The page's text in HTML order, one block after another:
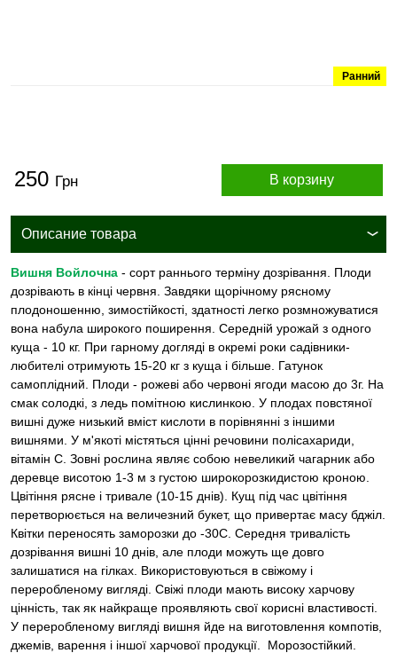
Ранний
250 Грн В корзину
Описание товара
Вишня Войлочна - сорт раннього терміну дозрівання. Плоди
дозрівають в кінці червня. Завдяки щорічному рясному
плодоношенню, зимостійкості, здатності легко розмножуватися
вона набула широкого поширення. Середній урожай з одного
куща - 10 кг. При гарному догляді в окремі роки садівники-
любителі отримують 15-20 кг з куща і більше. Гатунок
самоплідний. Плоди - рожеві або червоні ягоди масою до 3г. На
смак солодкі, з ледь помітною кислинкою. У плодах повстяної
вишні дуже низький вміст кислоти в порівнянні з іншими
вишнями. У м'якоті містяться цінні речовини полісахариди,
вітамін С. Зовні рослина являє собою невеликий чагарник або
деревце висотою 1-3 м з густою широкорозкидистою кроною.
Цвітіння рясне і тривале (10-15 днів). Кущ під час цвітіння
перетворюється на величезний букет, що привертає масу бджіл.
Квітки переносять заморозки до -30С. Середня тривалість
дозрівання вишні 10 днів, але плоди можуть ще довго
залишатися на гілках. Використовуються в свіжому і
переробленому вигляді. Свіжі плоди мають високу харчову
цінність, так як найкраще проявляють свої корисні властивості.
У переробленому вигляді вишня йде на виготовлення компотів,
джемів, варення і іншої харчової продукції. Морозостійкий.